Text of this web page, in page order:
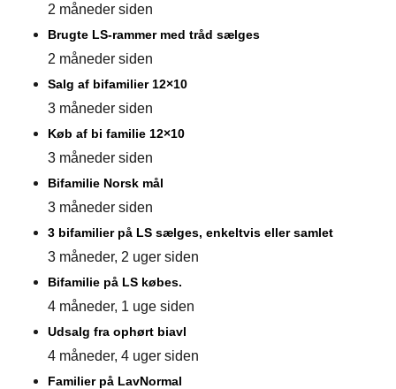
2 måneder siden
Brugte LS-rammer med tråd sælges
2 måneder siden
Salg af bifamilier 12×10
3 måneder siden
Køb af bi familie 12×10
3 måneder siden
Bifamilie Norsk mål
3 måneder siden
3 bifamilier på LS sælges, enkeltvis eller samlet
3 måneder, 2 uger siden
Bifamilie på LS købes.
4 måneder, 1 uge siden
Udsalg fra ophørt biavl
4 måneder, 4 uger siden
Familier på LavNormal